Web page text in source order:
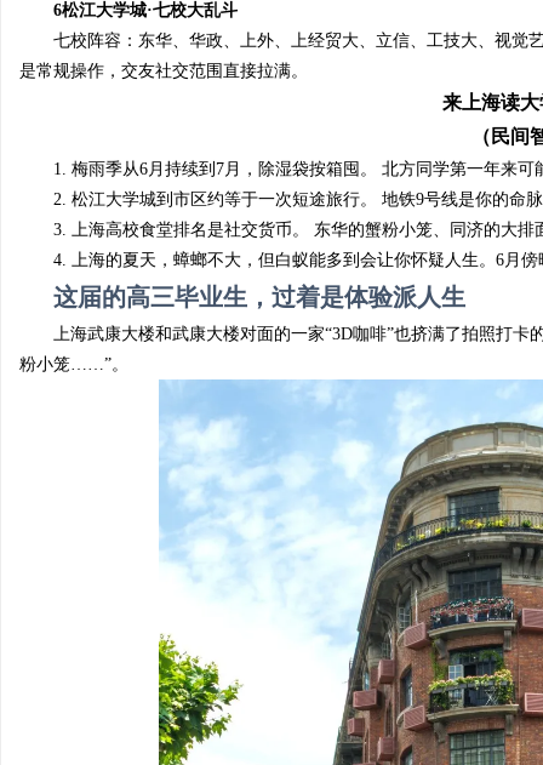
6松江大学城·七校大乱斗
七校阵容：东华、华政、上外、上经贸大、立信、工技大、视觉
是常规操作，交友社交范围直接拉满。
来上海读大
（民间
1. 梅雨季从6月持续到7月，除湿袋按箱囤。 北方同学第一年来
2. 松江大学城到市区约等于一次短途旅行。 地铁9号线是你的命
3. 上海高校食堂排名是社交货币。 东华的蟹粉小笼、同济的大
4. 上海的夏天，蟑螂不大，但白蚁能多到 会让你怀疑人生。6月
这届的高三毕业生，过着是体验派人生
上海武康大楼和武康大楼对面的一家“3D咖啡”也挤满了拍照打卡
粉小笼……”。